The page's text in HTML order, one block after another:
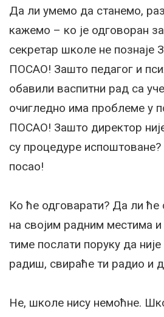
Да ли умемо да станемо,
кажемо – ко је одговоран
секретар школе не познаје
ПОСАО! Зашто педагог и
обавили васпитни рад са
очигледно има проблеме у
ПОСАО! Зашто директор
су процедуре испоштоване?
посао!
Ко ће одговарати? Да ли
на својим радним местима
тиме послати поруку да
радиш, свираће ти радио и
Не, школе нису немоћне.